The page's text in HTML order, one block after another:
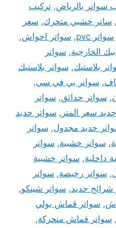
سواتر بالرياض, تركيب
, ساتر خشبي متحرك, سعر
سواتر pvc , سواتر احواش,
الخارجية, سواتر
بلاستيك, سواتر بلاستيك
, سواتر بي في سي,
, سواتر حدائق, سواتر
سعر المتر , سواتر حديد
حديد مجدول, سواتر
, سواتر خشبية, سواتر
داخلية, سواتر خشبية
, سواتر رخيصة, سواتر
شرائح حديد, سواتر شينكو,
, سواتر قماش بولي
, سواتر قماش متحركة,